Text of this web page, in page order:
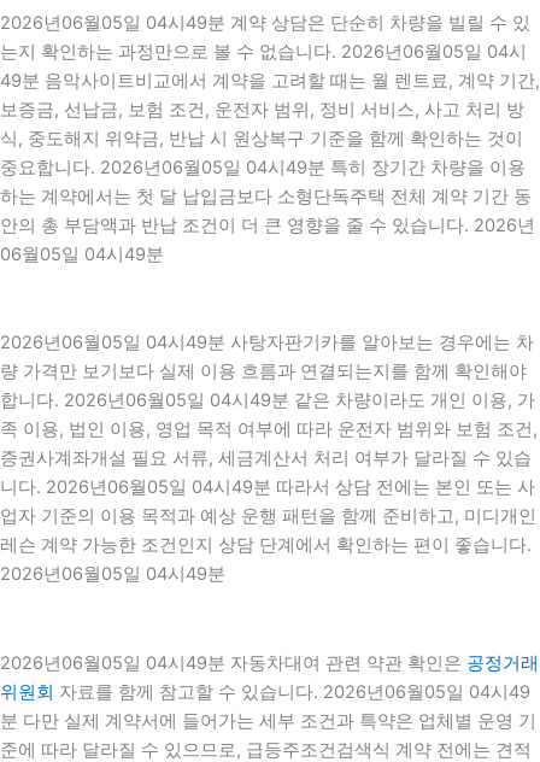
2026년06월05일 04시49분 계약 상담은 단순히 차량을 빌릴 수 있
는지 확인하는 과정만으로 볼 수 없습니다. 2026년06월05일 04시
49분 음악사이트비교에서 계약을 고려할 때는 월 렌트료, 계약 기간,
보증금, 선납금, 보험 조건, 운전자 범위, 정비 서비스, 사고 처리 방
식, 중도해지 위약금, 반납 시 원상복구 기준을 함께 확인하는 것이
중요합니다. 2026년06월05일 04시49분 특히 장기간 차량을 이용
하는 계약에서는 첫 달 납입금보다 소형단독주택 전체 계약 기간 동
안의 총 부담액과 반납 조건이 더 큰 영향을 줄 수 있습니다. 2026년
06월05일 04시49분
2026년06월05일 04시49분 사탕자판기카를 알아보는 경우에는 차
량 가격만 보기보다 실제 이용 흐름과 연결되는지를 함께 확인해야
합니다. 2026년06월05일 04시49분 같은 차량이라도 개인 이용, 가
족 이용, 법인 이용, 영업 목적 여부에 따라 운전자 범위와 보험 조건,
증권사계좌개설 필요 서류, 세금계산서 처리 여부가 달라질 수 있습
니다. 2026년06월05일 04시49분 따라서 상담 전에는 본인 또는 사
업자 기준의 이용 목적과 예상 운행 패턴을 함께 준비하고, 미디개인
레슨 계약 가능한 조건인지 상담 단계에서 확인하는 편이 좋습니다.
2026년06월05일 04시49분
2026년06월05일 04시49분 자동차대여 관련 약관 확인은 공정거래
위원회 자료를 함께 참고할 수 있습니다. 2026년06월05일 04시49
분 다만 실제 계약서에 들어가는 세부 조건과 특약은 업체별 운영 기
준에 따라 달라질 수 있으므로, 급등주조건검색식 계약 전에는 견적